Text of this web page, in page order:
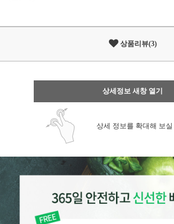
상품리뷰(3)
상세정보 새창 열기
상세 정보를 확대해 보실